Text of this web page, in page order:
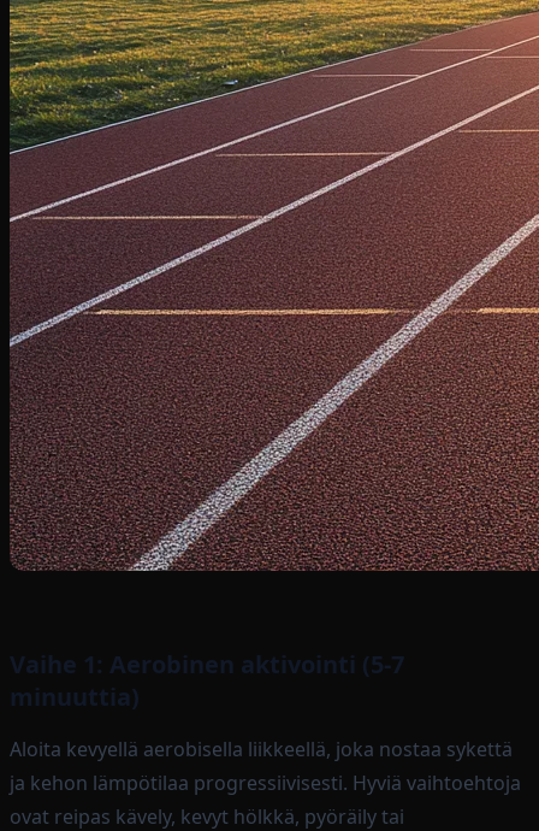
Vaihe 1: Aerobinen aktivointi (5-7
minuuttia)
Aloita kevyellä aerobisella liikkeellä, joka nostaa sykettä
ja kehon lämpötilaa progressiivisesti. Hyviä vaihtoehtoja
ovat reipas kävely, kevyt hölkkä, pyöräily tai